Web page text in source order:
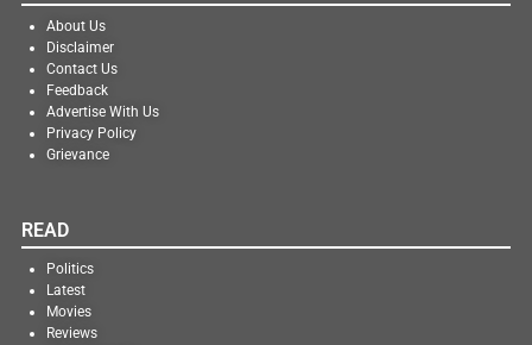
About Us
Disclaimer
Contact Us
Feedback
Advertise With Us
Privacy Policy
Grievance
READ
Politics
Latest
Movies
Reviews